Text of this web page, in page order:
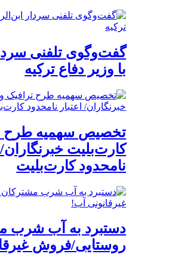
گفت‌وگوی تلفنی
با وزیر دفاع ترکیه
تخصیص سهمیه طرح
کارت‌بلیت خبرنگاران/
نامحدود کارت‌بلیت
دستبرد به آب شرب
روستایی/فروش